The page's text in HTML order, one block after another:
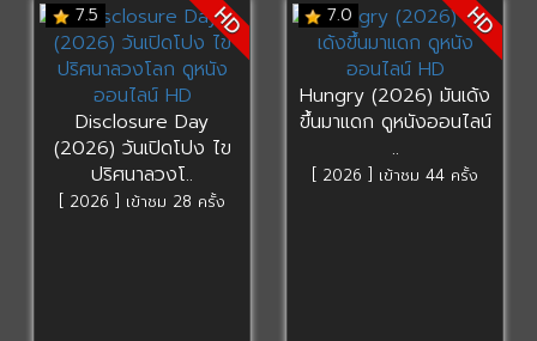
7.5 HD
Disclosure Day
(2026) วันเปิดโปง ไข
ปริศนาลวงโ..
[ 2026 ] เข้าชม 28 ครั้ง
7.0 HD
Hungry (2026) มันเด้ง
ขึ้นมาแดก ดูหนังออนไลน์
..
[ 2026 ] เข้าชม 44 ครั้ง